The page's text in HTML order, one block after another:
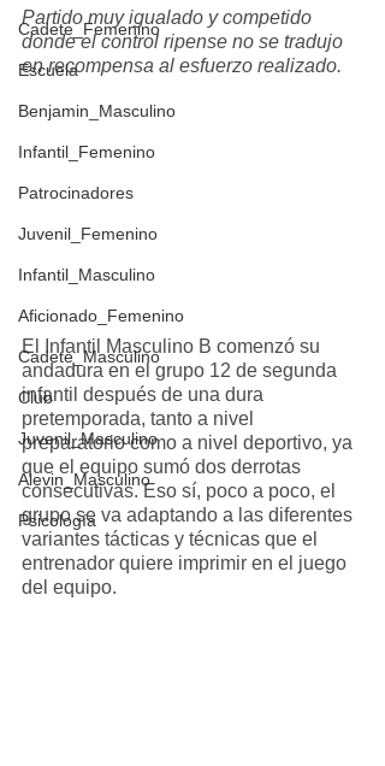
Cadete_Femenino
Escuela
Benjamin_Masculino
Infantil_Femenino
Patrocinadores
Juvenil_Femenino
Infantil_Masculino
Aficionado_Femenino
Cadete_Masculino
Club
Juvenil_Masculino
Alevin_Masculino
Psicología
Partido muy igualado y competido
donde el control ripense no se tradujo
en recompensa al esfuerzo realizado.
El Infantil Masculino B comenzó su
andadura en el grupo 12 de segunda
infantil después de una dura
pretemporada, tanto a nivel
preparatorio como a nivel deportivo, ya
que el equipo sumó dos derrotas
consecutivas. Eso sí, poco a poco, el
grupo se va adaptando a las diferentes
variantes tácticas y técnicas que el
entrenador quiere imprimir en el juego
del equipo.